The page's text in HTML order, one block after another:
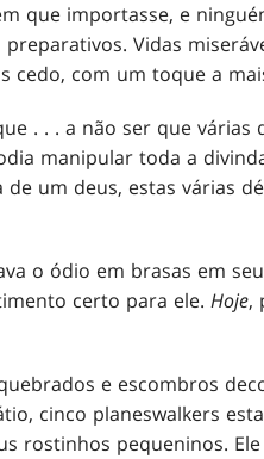
que importasse, e
Vidas
com um toque a
. . . a não ser que várias
manipular toda a
um deus, estas várias
o ódio em brasas em
certo para ele. Hoje,
e escombros
cinco planeswalkers
rostinhos pequeninos.